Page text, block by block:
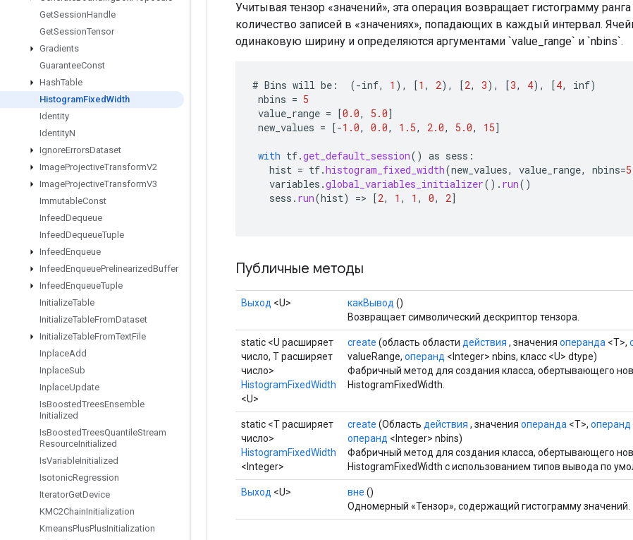
GetSessionHandle
GetSessionTensor
Gradients
GuaranteeConst
HashTable
HistogramFixedWidth
Identity
IdentityN
IgnoreErrorsDataset
ImageProjectiveTransformV2
ImageProjectiveTransformV3
ImmutableConst
InfeedDequeue
InfeedDequeueTuple
InfeedEnqueue
InfeedEnqueuePrelinearizedBuffer
InfeedEnqueueTuple
InitializeTable
InitializeTableFromDataset
InitializeTableFromTextFile
InplaceAdd
InplaceSub
InplaceUpdate
IsBoostedTreesEnsemble
Initialized
IsBoostedTreesQuantileStream
ResourceInitialized
IsVariableInitialized
IsotonicRegression
IteratorGetDevice
KMC2ChainInitialization
KmeansPlusPlusInitialization
Учитывая тензор «значений», эта операция возвращает гистограмму
количество записей в «значениях», попадающих в каждый интервал.
одинаковую ширину и определяются аргументами `value_range` и `nbins`.
# Bins will be : (-inf, 1 ), [1 , 2), [2, 3), [3, 4), [4, inf)
nbins = 5
value_range = [0.0, 5.0]
new_values = [-1.0, 0.0, 1.5, 2.0, 5.0, 15]
with tf.get_default_session() as sess :
hist = tf.histogram_fixed_width(new_values, value_range, nbins=5
variables .global_variables_initializer(). run()
sess . run(hist) => [2, 1 , 1 , 0, 2]
Публичные методы
Выход <U> какВывод ()
Возвращает символический дескриптор тензора.
static <U расширяет
число, T расширяет
число>
HistogramFixedWidth
<U>
create (область области действия , значения операнда <T>,
valueRange, операнд <Integer> nbins, класс <U> dtype)
Фабричный метод для создания класса, обертывающего
HistogramFixedWidth.
static <T расширяет
число>
HistogramFixedWidth
<Integer>
create (Область действия , значения операнда <T>, операнд
операнд <Integer> nbins)
Фабричный метод для создания класса, обертывающего
HistogramFixedWidth с использованием типов вывода по
Выход <U> вне ()
Одномерный «Тензор», содержащий гистограмму значений.